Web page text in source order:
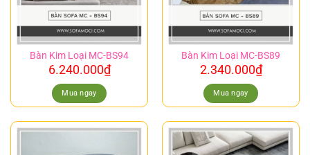
Bàn Kim Loại MC-BS94
6.240.000₫
Mua ngay
Bàn Kim Loại MC-BS89
2.340.000₫
Mua ngay